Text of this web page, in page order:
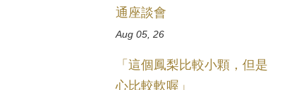
通座談會
Aug 05, 26
「這個鳳梨比較小顆，但是
心比較軟喔」